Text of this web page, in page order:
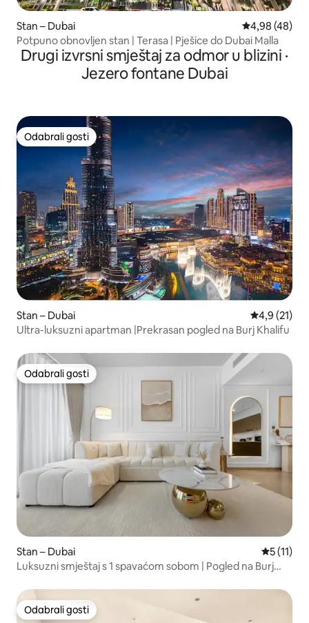
Stan – Dubai Prosječna
4,98 (48)
Potpuno obnovljen stan | Terasa | Pješice do Dubai Malla
Drugi izvrsni smještaj za odmor u blizini ·
Jezero fontane Dubai
Odabrali gosti
Odabrali gosti
Stan – Dubai Prosječna
4,9 (21)
Ultra-luksuzni apartman |Prekrasan pogled na Burj Khalifu
Odabrali gosti
Odabrali gosti
Stan – Dubai
5 (11)
Luksuzni smještaj s 1 spavaćom sobom | Pogled na Burj
Odabrali gosti
Odabrali gosti